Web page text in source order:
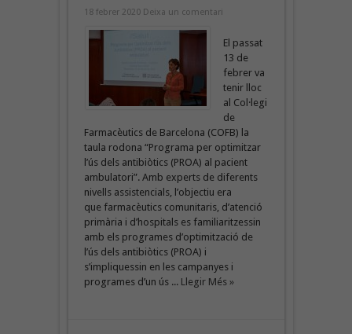
18 febrer 2020 Deixa un comentari
El passat
13 de
febrer va
tenir lloc
al Col·legi
de
Farmacèutics de Barcelona (COFB) la
taula rodona “Programa per optimitzar
l’ús dels antibiòtics (PROA) al pacient
ambulatori”. Amb experts de diferents
nivells assistencials, l’objectiu era
que farmacèutics comunitaris, d’atenció
primària i d’hospitals es familiaritzessin
amb els programes d’optimització de
l’ús dels antibiòtics (PROA) i
s’impliquessin en les campanyes i
programes d’un ús ... Llegir Més »